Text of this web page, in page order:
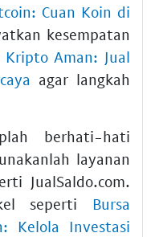
Cuan Koin di
kesempatan
Kripto Aman: Jual
agar langkah
berhati-hati
layanan
JualSaldo.com.
seperti Bursa
Kelola Investasi